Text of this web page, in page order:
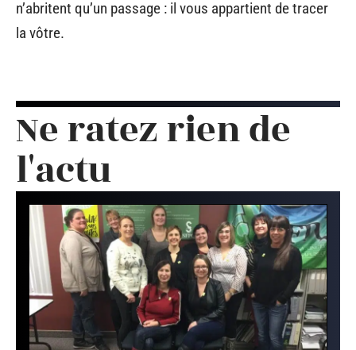
n’abritent qu’un passage : il vous appartient de tracer
la vôtre.
Ne ratez rien de
l'actu